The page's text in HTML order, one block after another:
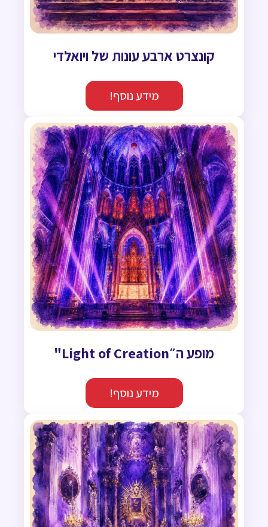
קונצרט ארבע עונות של ויואלדי
מידע נוסף!
מופע ה״Light of Creation"
מידע נוסף!